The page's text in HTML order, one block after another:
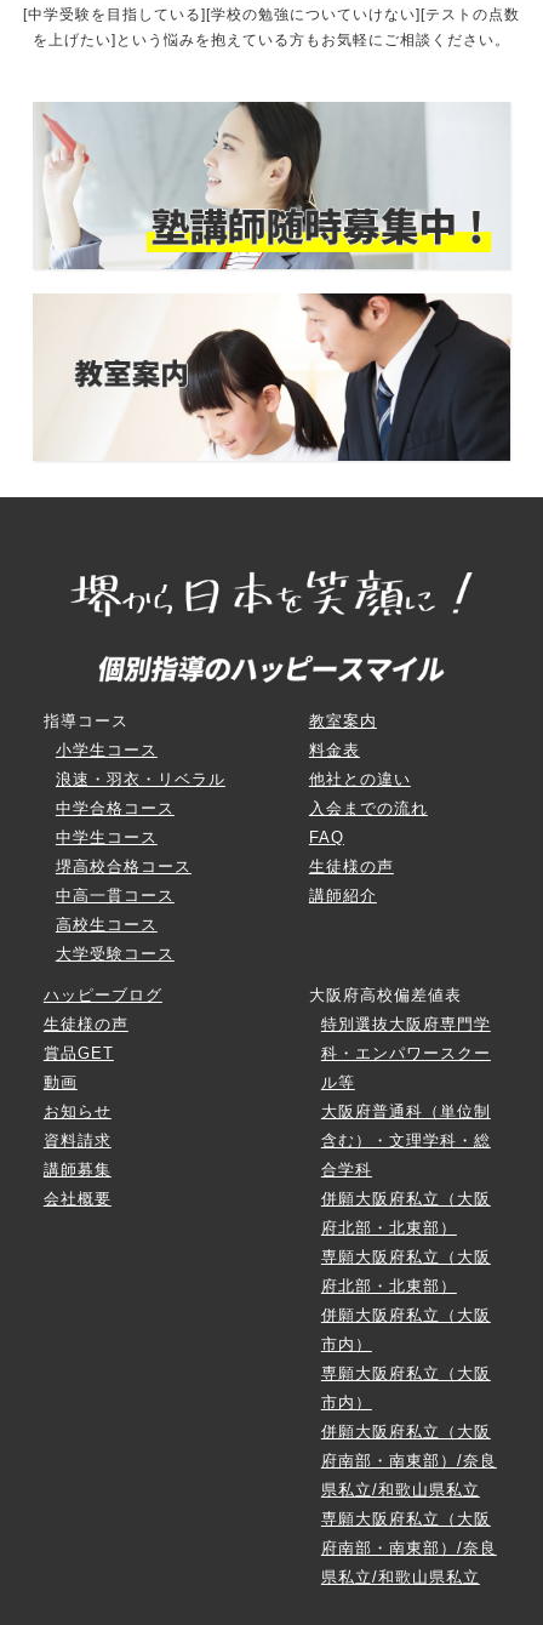
[中学受験を目指している][学校の勉強についていけない][テストの点数
を上げたい]という悩みを抱えている方もお気軽にご相談ください。
指導コース
小学生コース
浪速・羽衣・リベラル
中学合格コース
中学生コース
堺高校合格コース
中高一貫コース
高校生コース
大学受験コース
教室案内
料金表
他社との違い
入会までの流れ
FAQ
生徒様の声
講師紹介
ハッピーブログ
生徒様の声
賞品GET
動画
お知らせ
資料請求
講師募集
会社概要
大阪府高校偏差値表
特別選抜大阪府専門学
科・エンパワースクー
ル等
大阪府普通科（単位制
含む）・文理学科・総
合学科
併願大阪府私立（大阪
府北部・北東部）
専願大阪府私立（大阪
府北部・北東部）
併願大阪府私立（大阪
市内）
専願大阪府私立（大阪
市内）
併願大阪府私立（大阪
府南部・南東部）/奈良
県私立/和歌山県私立
専願大阪府私立（大阪
府南部・南東部）/奈良
県私立/和歌山県私立